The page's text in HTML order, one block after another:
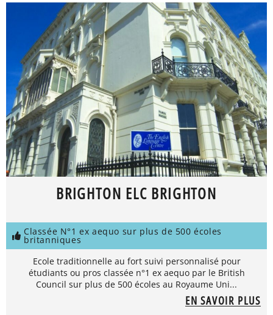
BRIGHTON ELC BRIGHTON
Classée N°1 ex aequo sur plus de 500 écoles
britanniques
Ecole traditionnelle au fort suivi personnalisé pour
étudiants ou pros classée n°1 ex aequo par le British
Council sur plus de 500 écoles au Royaume Uni...
EN SAVOIR PLUS